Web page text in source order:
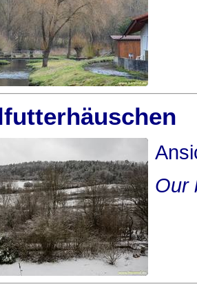
Our